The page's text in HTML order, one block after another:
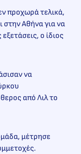
προχωρά τελικά,
στην Αθήνα για να
ο ίδιος
να
από Λιλ το
μέτρησε